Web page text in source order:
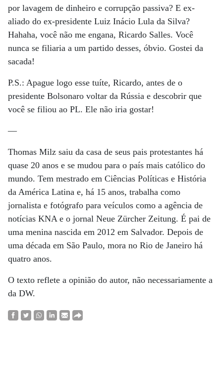
por lavagem de dinheiro e corrupção passiva? E ex-
aliado do ex-presidente Luiz Inácio Lula da Silva?
Hahaha, você não me engana, Ricardo Salles. Você
nunca se filiaria a um partido desses, óbvio. Gostei da
sacada!
P.S.: Apague logo esse tuíte, Ricardo, antes de o
presidente Bolsonaro voltar da Rússia e descobrir que
você se filiou ao PL. Ele não iria gostar!
—
Thomas Milz saiu da casa de seus pais protestantes há
quase 20 anos e se mudou para o país mais católico do
mundo. Tem mestrado em Ciências Políticas e História
da América Latina e, há 15 anos, trabalha como
jornalista e fotógrafo para veículos como a agência de
notícias KNA e o jornal Neue Zürcher Zeitung. É pai de
uma menina nascida em 2012 em Salvador. Depois de
uma década em São Paulo, mora no Rio de Janeiro há
quatro anos.
O texto reflete a opinião do autor, não necessariamente a
da DW.